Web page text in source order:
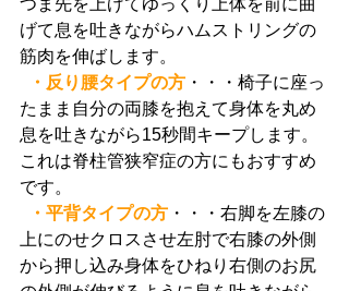
げて息を吐きながらハムストリングの
筋肉を伸ばします。
・反り腰タイプの方 ・・・椅子に座っ
たまま自分の両膝を抱えて身体を丸め
息を吐きながら15秒間キープします。
これは脊柱管狭窄症の方にもおすすめ
です。
・平背タイプの方 ・・・右脚を左膝の
上にのせクロスさせ左肘で右膝の外側
から押し込み身体をひねり右側のお尻